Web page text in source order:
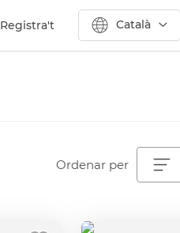
Registra't Català
Ordenar per